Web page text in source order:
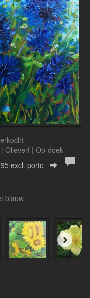
Olieverf | Op doek
excl. porto
blauw.